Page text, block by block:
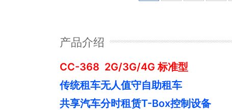
产品介绍
CC-368 2G/3G/4G 标准型
传统租车无人值守自助租车
共享汽车分时租赁T-Box控制设备